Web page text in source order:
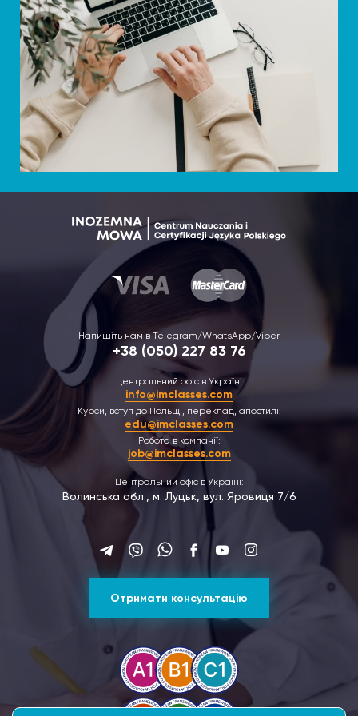
Напишіть нам в Telegram/WhatsApp/Viber
+38 (050) 227 83 76
Центральний офіс в Україні
info@imclasses.com
Курси, вступ до Польщі, переклад, апостилі:
edu@imclasses.com
Робота в компанії:
job@imclasses.com
Центральний офіс в Україні:
Волинська обл., м. Луцьк, вул. Яровиця 7/6
Отримати консультацію